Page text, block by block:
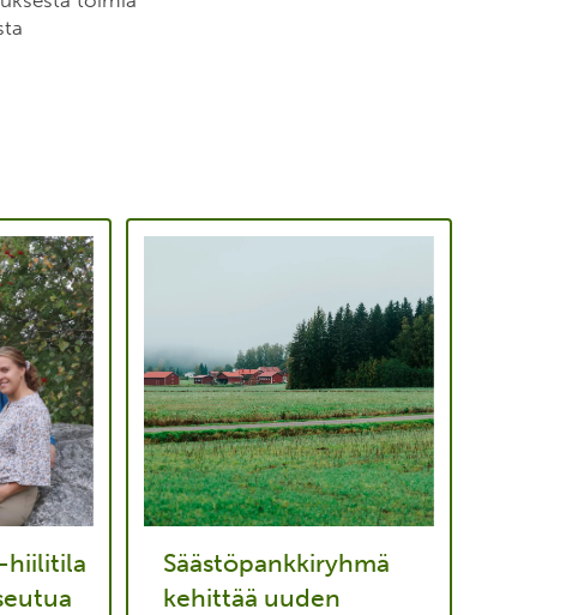
hiilitila
Säästöpankkiryhmä
kehittää uuden